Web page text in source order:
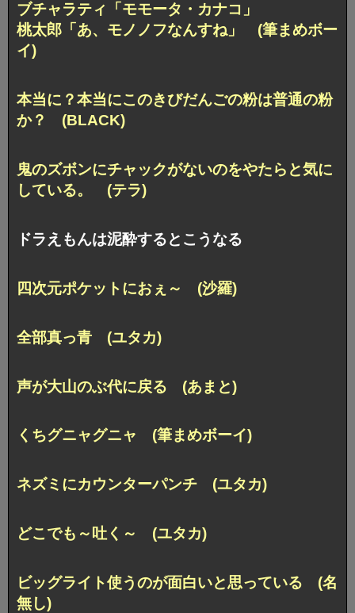
ブチャラティ「モモータ・カナコ」
桃太郎「あ、モノノフなんすね」 (筆まめボー
イ)
本当に？本当にこのきびだんごの粉は普通の粉
か？ (BLACK)
鬼のズボンにチャックがないのをやたらと気に
している。 (テラ)
ドラえもんは泥酔するとこうなる
四次元ポケットにおぇ～ (沙羅)
全部真っ青 (ユタカ)
声が大山のぶ代に戻る (あまと)
くちグニャグニャ (筆まめボーイ)
ネズミにカウンターパンチ (ユタカ)
どこでも～吐く～ (ユタカ)
ビッグライト使うのが面白いと思っている (名
無し)